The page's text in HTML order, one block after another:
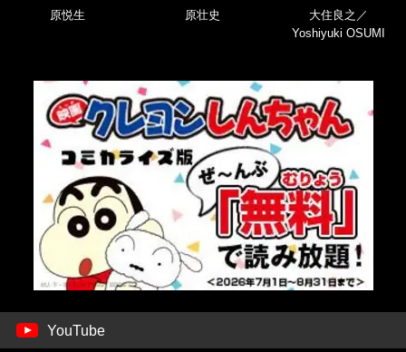
原悦生 原壮史
大住良之／
Yoshiyuki OSUMI
YouTube